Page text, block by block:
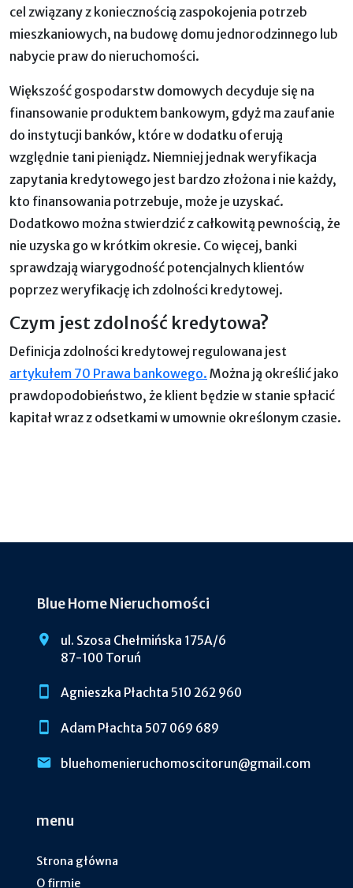
cel związany z koniecznością zaspokojenia potrzeb
mieszkaniowych, na budowę domu jednorodzinnego lub
nabycie praw do nieruchomości.
Większość gospodarstw domowych decyduje się na
finansowanie produktem bankowym, gdyż ma zaufanie
do instytucji banków, które w dodatku oferują
względnie tani pieniądz. Niemniej jednak weryfikacja
zapytania kredytowego jest bardzo złożona i nie każdy,
kto finansowania potrzebuje, może je uzyskać.
Dodatkowo można stwierdzić z całkowitą pewnością, że
nie uzyska go w krótkim okresie. Co więcej, banki
sprawdzają wiarygodność potencjalnych klientów
poprzez weryfikację ich zdolności kredytowej.
Czym jest zdolność kredytowa?
Definicja zdolności kredytowej regulowana jest
artykułem 70 Prawa bankowego. Można ją określić jako
prawdopodobieństwo, że klient będzie w stanie spłacić
kapitał wraz z odsetkami w umownie określonym czasie.
Blue Home Nieruchomości
ul. Szosa Chełmińska 175A/6
87-100 Toruń
Agnieszka Płachta 510 262 960
Adam Płachta 507 069 689
bluehomenieruchomoscitorun@gmail.com
menu
Strona główna
O firmie